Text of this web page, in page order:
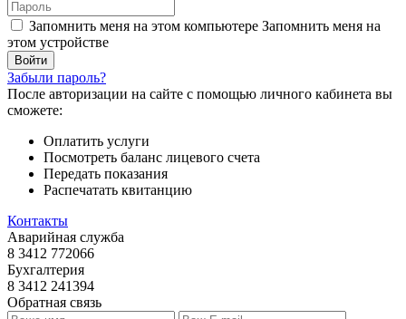
Запомнить меня на этом компьютере Запомнить меня на
этом устройстве
Забыли пароль?
После авторизации на сайте с помощью личного кабинета вы
сможете:
Оплатить услуги
Посмотреть баланс лицевого счета
Передать показания
Распечатать квитанцию
Контакты
Аварийная служба
8 3412 772066
Бухгалтерия
8 3412 241394
Обратная связь